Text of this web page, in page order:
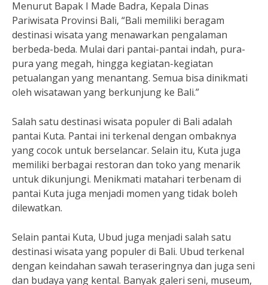
Menurut Bapak I Made Badra, Kepala Dinas
Pariwisata Provinsi Bali, “Bali memiliki beragam
destinasi wisata yang menawarkan pengalaman
berbeda-beda. Mulai dari pantai-pantai indah, pura-
pura yang megah, hingga kegiatan-kegiatan
petualangan yang menantang. Semua bisa dinikmati
oleh wisatawan yang berkunjung ke Bali.”
Salah satu destinasi wisata populer di Bali adalah
pantai Kuta. Pantai ini terkenal dengan ombaknya
yang cocok untuk berselancar. Selain itu, Kuta juga
memiliki berbagai restoran dan toko yang menarik
untuk dikunjungi. Menikmati matahari terbenam di
pantai Kuta juga menjadi momen yang tidak boleh
dilewatkan.
Selain pantai Kuta, Ubud juga menjadi salah satu
destinasi wisata yang populer di Bali. Ubud terkenal
dengan keindahan sawah teraseringnya dan juga seni
dan budaya yang kental. Banyak galeri seni, museum,